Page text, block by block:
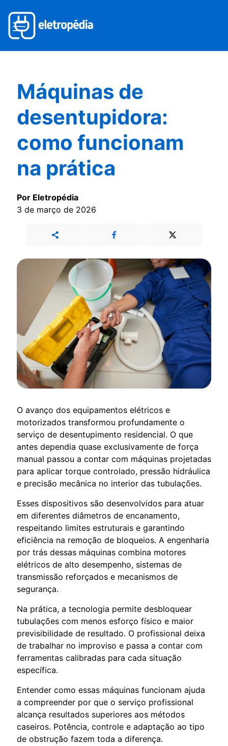
Máquinas de
desentupidora:
como funcionam
na prática
Por Eletropédia
3 de março de 2026
O avanço dos equipamentos elétricos e
motorizados transformou profundamente o
serviço de desentupimento residencial. O que
antes dependia quase exclusivamente de força
manual passou a contar com máquinas projetadas
para aplicar torque controlado, pressão hidráulica
e precisão mecânica no interior das tubulações.
Esses dispositivos são desenvolvidos para atuar
em diferentes diâmetros de encanamento,
respeitando limites estruturais e garantindo
eficiência na remoção de bloqueios. A engenharia
por trás dessas máquinas combina motores
elétricos de alto desempenho, sistemas de
transmissão reforçados e mecanismos de
segurança.
Na prática, a tecnologia permite desbloquear
tubulações com menos esforço físico e maior
previsibilidade de resultado. O profissional deixa
de trabalhar no improviso e passa a contar com
ferramentas calibradas para cada situação
específica.
Entender como essas máquinas funcionam ajuda
a compreender por que o serviço profissional
alcança resultados superiores aos métodos
caseiros. Potência, controle e adaptação ao tipo
de obstrução fazem toda a diferença.